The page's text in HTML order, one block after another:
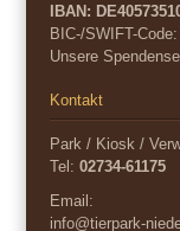
IBAN:
BIC-/SWIFT-Code:
Unsere
Kontakt
Park / Kiosk /
Tel:02734-61175
Email:
info@tierpark-